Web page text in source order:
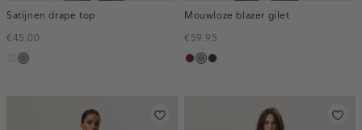
Satijnen drape top
€45.00
ecru
taupe,
Mouwloze blazer gilet
€59.95
bordeaux,
taupe,
choco,